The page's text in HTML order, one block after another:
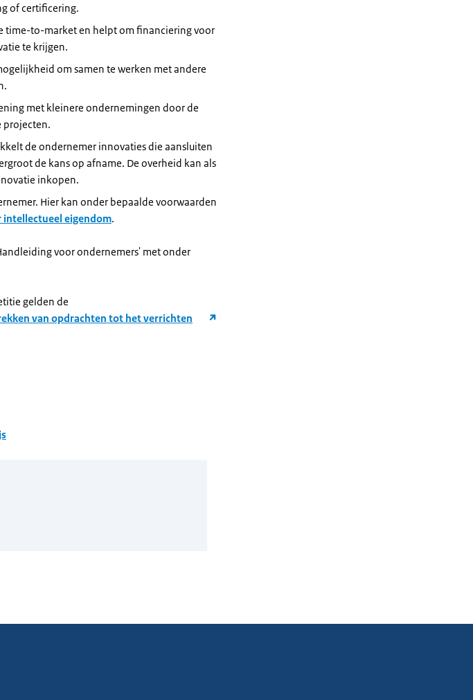
of certificering.
time-to-market en helpt om financiering voor
te krijgen.
om samen te werken met andere
met kleinere ondernemingen door de
projecten.
de ondernemer innovaties die aansluiten
de kans op afname. De overheid kan als
inkopen.
Hier kan onder bepaalde voorwaarden
intellectueel eigendom.
voor ondernemers' met onder
gelden de
van opdrachten tot het verrichten